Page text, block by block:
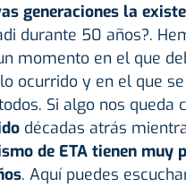
generaciones la
durante 50 años?.
momento en el que
ocurrido y en el que
Si algo nos queda
décadas atrás
de ETA tienen muy
. Aquí puedes